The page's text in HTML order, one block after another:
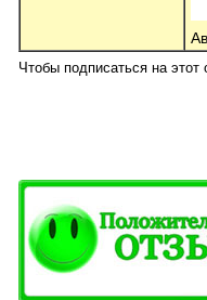
Чтобы подписаться на этот